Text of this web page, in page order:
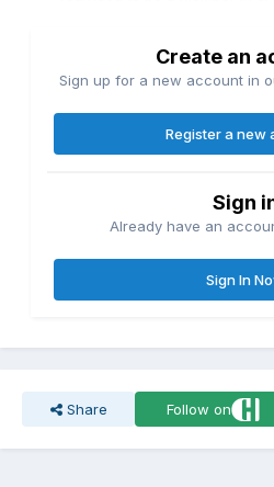
Create an
Sign up for a new account in
Register a new
Sign
Already have an
Sign In
Share Follow on